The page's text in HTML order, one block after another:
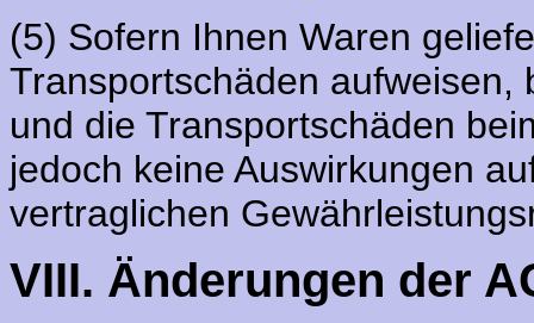
(5) Sofern Ihnen Waren
Transportschäden aufweisen,
und die Transportschäden
jedoch keine Auswirkungen
vertraglichen
VIII. Änderungen der